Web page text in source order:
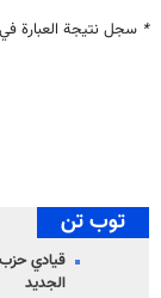
* سجل نتيجة العبارة في
توب تن
قيادي حزب
الجديد